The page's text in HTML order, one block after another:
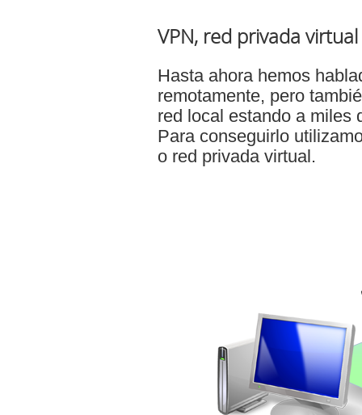
VPN, red privada virtual
Hasta ahora hemos
remotamente, pero
red local estando a miles
Para conseguirlo
o red privada virtual.